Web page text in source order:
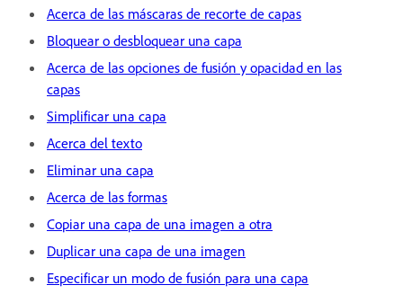
Acerca de las máscaras de recorte de capas
Bloquear o desbloquear una capa
Acerca de las opciones de fusión y opacidad en las
capas
Simplificar una capa
Acerca del texto
Eliminar una capa
Acerca de las formas
Copiar una capa de una imagen a otra
Duplicar una capa de una imagen
Especificar un modo de fusión para una capa